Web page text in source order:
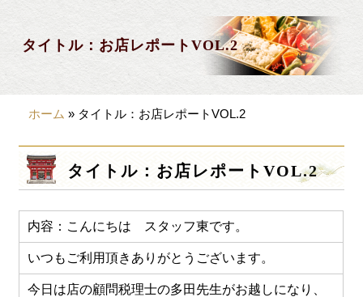
タイトル：お店レポートVOL.2
製薬会社様向け
観光・行楽
価格から選ぶ
~999円
1,000~1,999円
2,000~2,999円
3,000~3999円
ホーム » タイトル：お店レポートVOL.2
タイトル：お店レポートVOL.2
内容：こんにちは スタッフ東です。
いつもご利用頂きありがとうございます。
今日は店の顧問税理士の多田先生がお越しになり、